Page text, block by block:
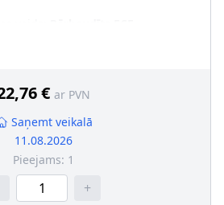
veids
€ ar PVN
Saņemt veikalā
11.08.2026
Pieejams: 1
+